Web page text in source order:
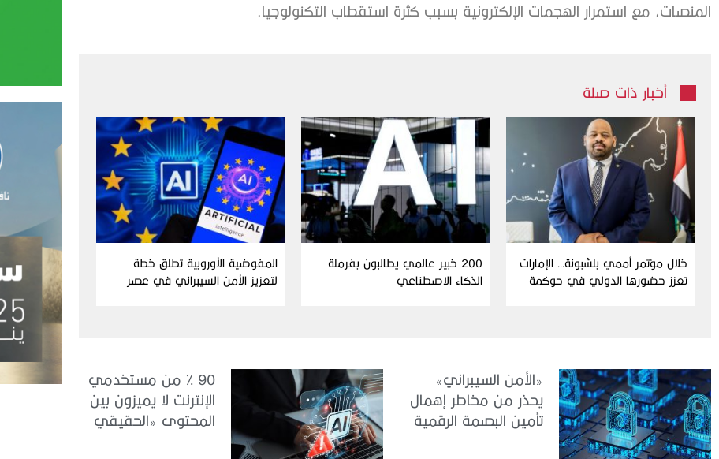
المنصات، مع استمرار الهجمات الإلكترونية بسبب كثرة استقطاب التكنولوجيا.
أخبار ذات صلة
خلال مؤتمر أممي بلشبونة… الإمارات
تعزز حضورها الدولي في حوكمة
200 خبير عالمي يطالبون بفرملة
الذكاء الاصطناعي
المفوضية الأوروبية تطلق خطة
لتعزيز الأمن السيبراني في عصر
«الأمن السيبراني»
يحذر من مخاطر إهمال
تأمين البصمة الرقمية
90 % من مستخدمي
الإنترنت لا يميزون بين
المحتوى «الحقيقي